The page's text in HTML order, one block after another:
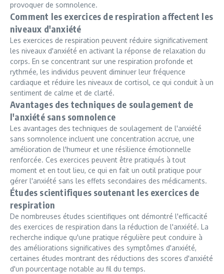
provoquer de somnolence.
Comment les exercices de respiration affectent les
niveaux d'anxiété
Les exercices de respiration peuvent réduire significativement
les niveaux d'anxiété en activant la réponse de relaxation du
corps. En se concentrant sur une respiration profonde et
rythmée, les individus peuvent diminuer leur fréquence
cardiaque et réduire les niveaux de cortisol, ce qui conduit à un
sentiment de calme et de clarté.
Avantages des techniques de soulagement de
l'anxiété sans somnolence
Les avantages des techniques de soulagement de l'anxiété
sans somnolence incluent une concentration accrue, une
amélioration de l'humeur et une résilience émotionnelle
renforcée. Ces exercices peuvent être pratiqués à tout
moment et en tout lieu, ce qui en fait un outil pratique pour
gérer l'anxiété sans les effets secondaires des médicaments.
Études scientifiques soutenant les exercices de
respiration
De nombreuses études scientifiques ont démontré l'efficacité
des exercices de respiration dans la réduction de l'anxiété. La
recherche indique qu'une pratique régulière peut conduire à
des améliorations significatives des symptômes d'anxiété,
certaines études montrant des réductions des scores d'anxiété
d'un pourcentage notable au fil du temps.